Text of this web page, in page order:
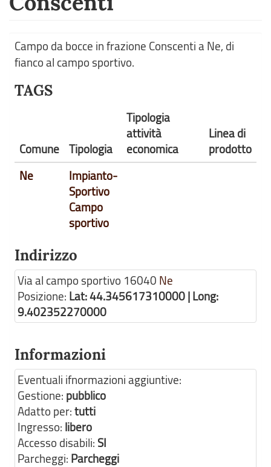
Campo da bocce in frazione Conscenti a Ne, di
fianco al campo sportivo.
TAGS
Comune Tipologia
Tipologia
attività
economica
Linea di
prodotto
Ne
Impianto-
Sportivo
Campo
sportivo
Indirizzo
Via al campo sportivo 16040 Ne
Posizione: Lat: 44.345617310000 | Long:
9.402352270000
Informazioni
Eventuali ifnormazioni aggiuntive:
Gestione: pubblico
Adatto per:tutti
Ingresso: libero
Accesso disabili: SI
Parcheggi: Parcheggi